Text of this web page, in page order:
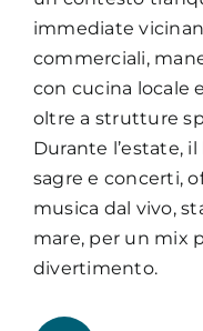
immediate
commerciali,
con cucina locale
oltre a strutture
Durante l’estate,
sagre e concerti,
musica dal vivo,
mare, per un mix
divertimento.